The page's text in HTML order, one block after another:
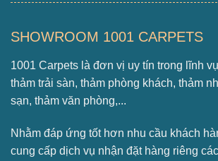
SHOWROOM 1001 CARPETS
1001 Carpets là đơn vị uy tín trong lĩnh
thảm trải sàn, thảm phòng khách, thảm
sạn, thảm văn phòng,...
Nhằm đáp ứng tốt hơn nhu cầu khách
cung cấp dịch vụ nhận đặt hàng riêng